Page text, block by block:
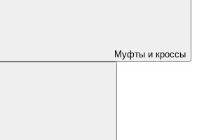
Муфты и кроссы